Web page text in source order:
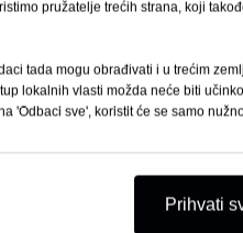
pružatelje trećih strana, koji
tada mogu obrađivati ​​i u trećim
lokalnih vlasti možda neće biti
'Odbaci sve', koristit će se samo
Prihvati